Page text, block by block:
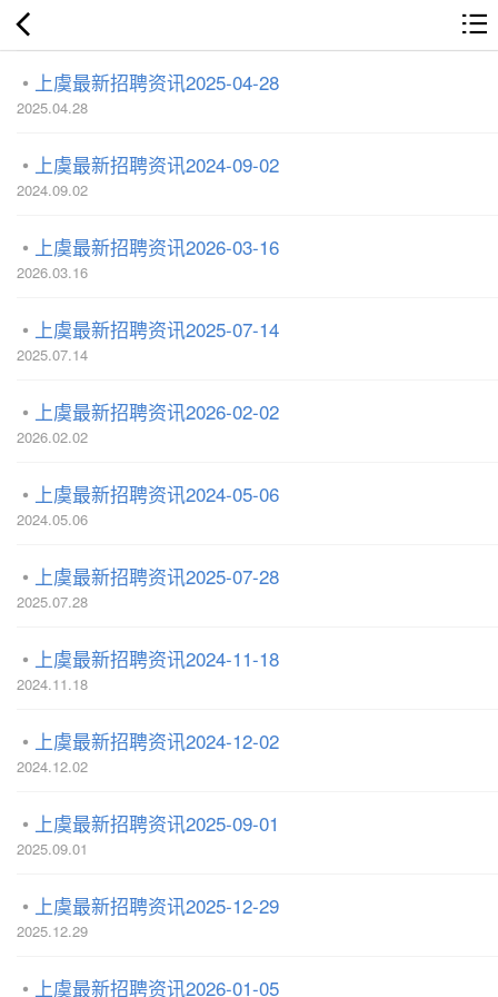
上虞最新招聘资讯2025-04-28
2025.04.28
上虞最新招聘资讯2024-09-02
2024.09.02
上虞最新招聘资讯2026-03-16
2026.03.16
上虞最新招聘资讯2025-07-14
2025.07.14
上虞最新招聘资讯2026-02-02
2026.02.02
上虞最新招聘资讯2024-05-06
2024.05.06
上虞最新招聘资讯2025-07-28
2025.07.28
上虞最新招聘资讯2024-11-18
2024.11.18
上虞最新招聘资讯2024-12-02
2024.12.02
上虞最新招聘资讯2025-09-01
2025.09.01
上虞最新招聘资讯2025-12-29
2025.12.29
上虞最新招聘资讯2026-01-05